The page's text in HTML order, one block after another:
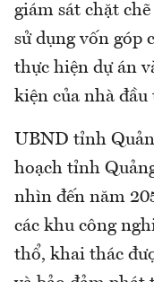
giám sát chặt
sử dụng vốn góp
thực hiện dự án
kiện của nhà
UBND tỉnh
hoạch tỉnh
nhìn đến năm
các khu công
thổ, khai thác